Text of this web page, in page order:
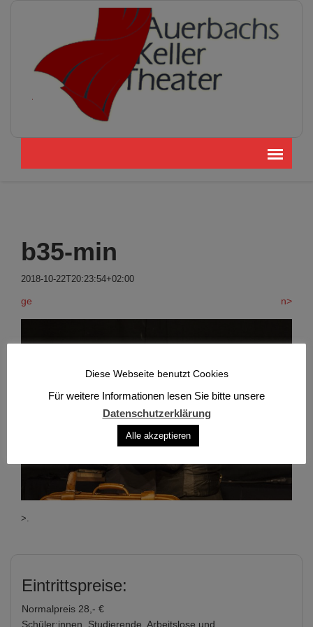
b35-min
2018-10-22T20:23:54+02:00
ge n>
>.
Eintrittspreise:
Normalpreis 28,- €
Schüler:innen, Studierende, Arbeitslose und
Diese Webseite benutzt Cookies
Für weitere Informationen lesen Sie bitte unsere
Datenschutzerklärung
Alle akzeptieren